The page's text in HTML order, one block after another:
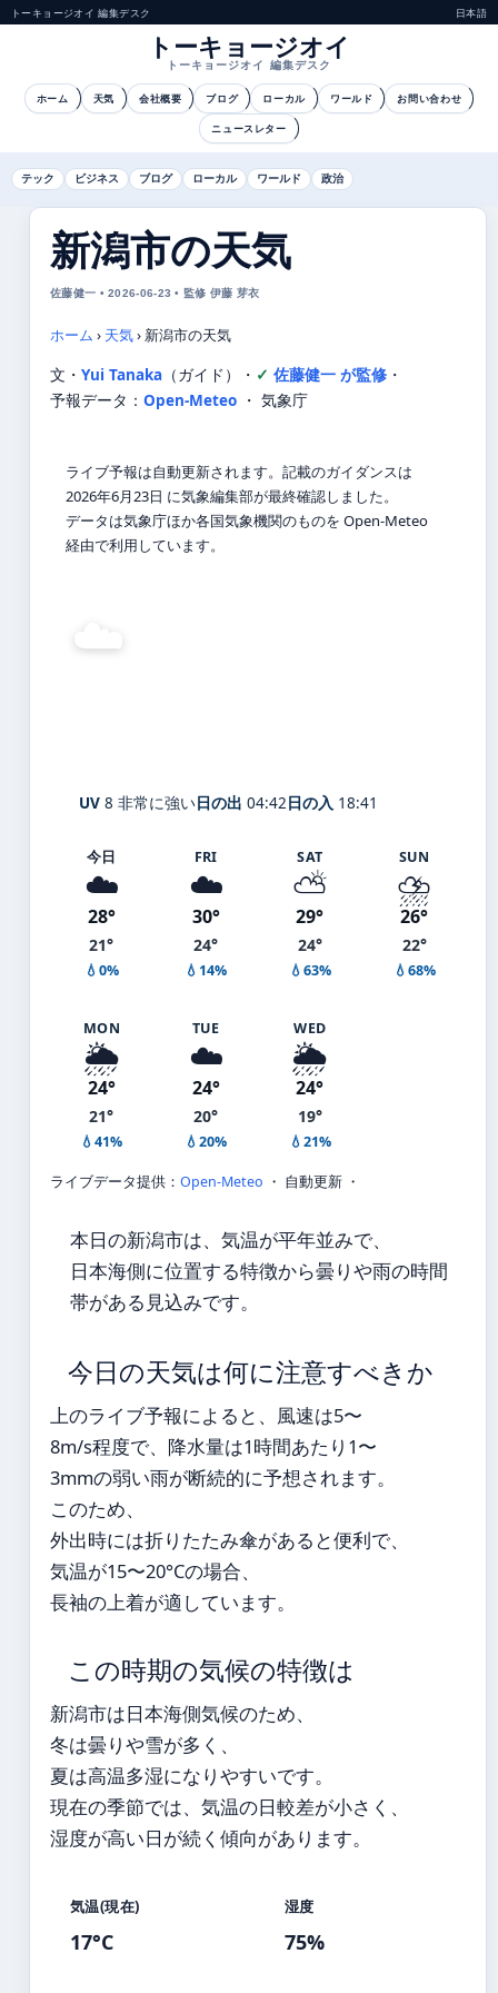
トーキョージオイ 編集デスク 日本語
トーキョージオイ
トーキョージオイ 編集デスク
ホーム 天気 会社概要 ブログ ローカル ワールド お問い合わせ
ニュースレター
テック ビジネス ブログ ローカル ワールド 政治
新潟市の天気
佐藤健一 • 2026-06-23 • 監修 伊藤 芽衣
ホーム › 天気› 新潟市の天気
文・ Yui Tanaka （ガイド） ・ 佐藤健一 が監修 ・
予報データ： Open-Meteo ・ 気象庁
ライブ予報は自動更新されます。記載のガイダンスは
2026年6月23日 に気象編集部が最終確認しました。
データは気象庁ほか各国気象機関のものを Open-Meteo
経由で利用しています。
☁️
UV 8 非常に強い日の出 04:42日の入 18:41
今日
☁️
28°
21°
💧0%
FRI
☁️
30°
24°
💧14%
SAT
⛅
29°
24°
💧63%
SUN
⛈️
26°
22°
💧68%
MON
🌦️
24°
21°
💧41%
TUE
☁️
24°
20°
💧20%
WED
🌦️
24°
19°
💧21%
ライブデータ提供： Open-Meteo ・ 自動更新 ・
本日の新潟市は、気温が平年並みで、
日本海側に位置する特徴から曇りや雨の時間
帯がある見込みです。
今日の天気は何に注意すべきか
上のライブ予報によると、風速は5〜
8m/s程度で、降水量は1時間あたり1〜
3mmの弱い雨が断続的に予想されます。
このため、
外出時には折りたたみ傘があると便利で、
気温が15〜20°Cの場合、
長袖の上着が適しています。
この時期の気候の特徴は
新潟市は日本海側気候のため、
冬は曇りや雪が多く、
夏は高温多湿になりやすいです。
現在の季節では、気温の日較差が小さく、
湿度が高い日が続く傾向があります。
気温(現在)
17°C
湿度
75%